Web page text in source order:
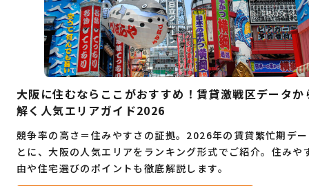
大阪に住むならここがおすすめ！賃貸激戦区データか
解く人気エリアガイド2026
競争率の高さ＝住みやすさの証拠。2026年の賃貸繁忙期デ
とに、大阪の人気エリアをランキング形式でご紹介。住みや
由や住宅選びのポイントも徹底解説します。